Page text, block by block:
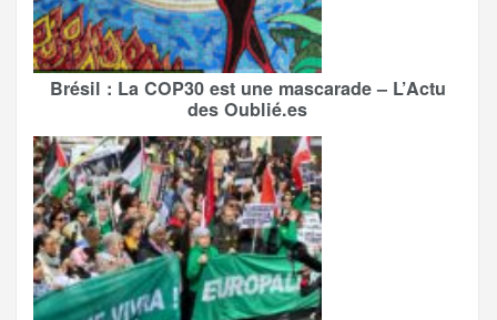
Brésil : La COP30 est une mascarade – L’Actu
des Oublié.es